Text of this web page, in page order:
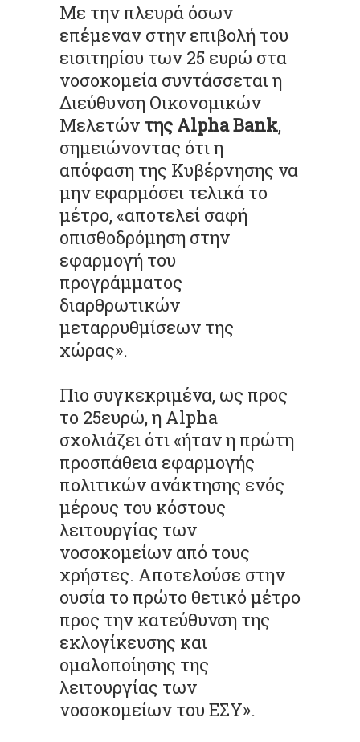
Με την πλευρά όσων
επέμεναν στην επιβολή του
εισιτηρίου των 25 ευρώ στα
νοσοκομεία συντάσσεται η
Διεύθυνση Οικονομικών
Μελετών της Alpha Bank,
σημειώνοντας ότι η
απόφαση της Κυβέρνησης να
μην εφαρμόσει τελικά το
μέτρο, «αποτελεί σαφή
οπισθοδρόμηση στην
εφαρμογή του
προγράμματος
διαρθρωτικών
μεταρρυθμίσεων της
χώρας».
Πιο συγκεκριμένα, ως προς
το 25ευρώ, η Alpha
σχολιάζει ότι «ήταν η πρώτη
προσπάθεια εφαρμογής
πολιτικών ανάκτησης ενός
μέρους του κόστους
λειτουργίας των
νοσοκομείων από τους
χρήστες. Αποτελούσε στην
ουσία το πρώτο θετικό μέτρο
προς την κατεύθυνση της
εκλογίκευσης και
ομαλοποίησης της
λειτουργίας των
νοσοκομείων του ΕΣΥ».